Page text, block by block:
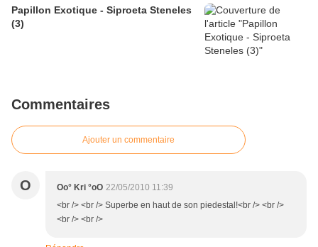
Papillon Exotique - Siproeta Steneles
(3)
Commentaires
Ajouter un commentaire
O Oo° Kri °oO 22/05/2010 11:39
<br /> <br /> Superbe en haut de son piedestal!<br /> <br />
<br /> <br />